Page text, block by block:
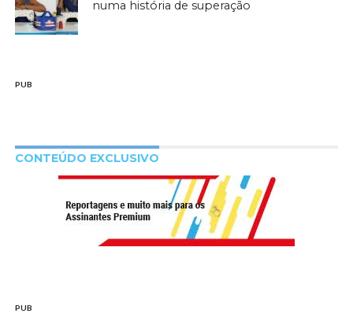
numa história de superação
PUB
CONTEÚDO EXCLUSIVO
PUB